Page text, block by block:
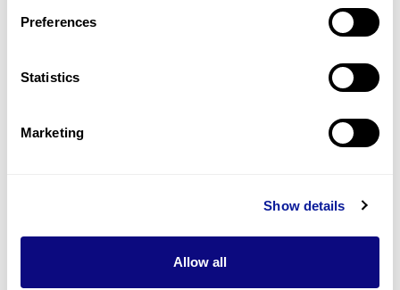
Preferences
Statistics
Marketing
Show details
Allow all
최신 유전학 정보 제공
블로그와 뉴스레터를 통해 최신 유전학 정보를 제공해 드립니다.
쓰리빌리언은 유전자 진단에 필요한 여러 기술의 개발과 도입에 힘쓰고 있습니
더 정확한 변이 해석과 높은 진단율을 위한 쓰리빌리언의 기술에 대해 알아보